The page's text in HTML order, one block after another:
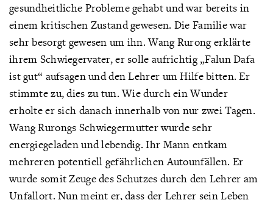
gesundheitliche Probleme gehabt und war bereits in
einem kritischen Zustand gewesen. Die Familie war
sehr besorgt gewesen um ihn. Wang Rurong erklärte
ihrem Schwiegervater, er solle aufrichtig „Falun Dafa
ist gut“ aufsagen und den Lehrer um Hilfe bitten. Er
stimmte zu, dies zu tun. Wie durch ein Wunder
erholte er sich danach innerhalb von nur zwei Tagen.
Wang Rurongs Schwiegermutter wurde sehr
energiegeladen und lebendig. Ihr Mann entkam
mehreren potentiell gefährlichen Autounfällen. Er
wurde somit Zeuge des Schutzes durch den Lehrer am
Unfallort. Nun meint er, dass der Lehrer sein Leben